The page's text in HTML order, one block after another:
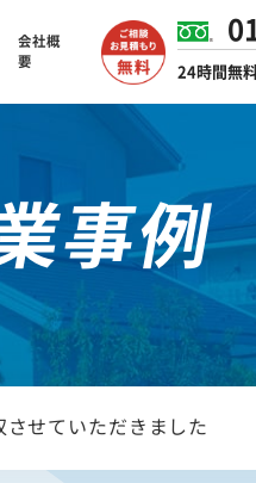
会社概
要
24時間無
事例
せていただきました